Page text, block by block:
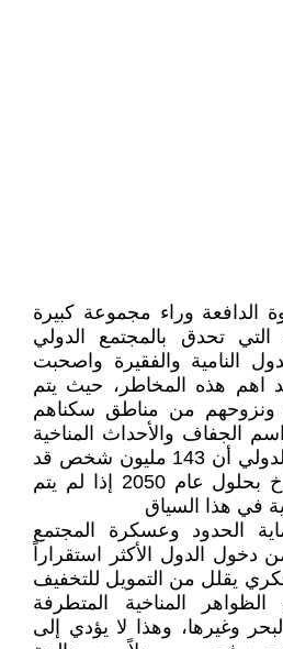
الدافعة وراء مجموعة كبيرة
تحدق بالمجتمع الدولي
النامية والفقيرة واصحبت
اهم هذه المخاطر، حيث يتم
ونزوحهم من مناطق سكناهم
الجفاف والأحداث المناخية
المتطرفة. ويتوقع البنك الدولي أن 143 مليون شخص قد
ينزحون بسبب تغير المناخ بحلول عام 2050 إذا لم يتم
في هذا السياق
الحدود وعسكرة المجتمع
دخول الدول الأكثر استقراراً
يقلل من التمويل للتخفيف
المناخية المتطرفة
وغيرها، وهذا لا يؤدي إلى